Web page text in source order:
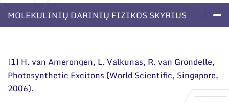
Dokumentai
Korupcijos prevencija
Struktūra
Administraciniai skyriai
Moksliniai skyriai
Renginiai
Tinklalaidės
MOLEKULINIŲ DARINIŲ FIZIKOS SKYRIUS
[1] H. van Amerongen, L. Valkunas, R. van Grondelle,
Photosynthetic Excitons (World Scientific, Singapore,
2006).